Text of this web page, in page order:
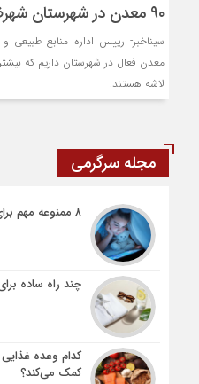
۹۰ معدن در شهرستان شهرضا فعال است
معدن فعال در شهرستان داریم که
لاشه هستند.
مجله سرگرمی
۸ ممنوعه مهم برای کودکان قبل از خواب
چند راه ساده
کدام وعده
کمک می‌کند؟